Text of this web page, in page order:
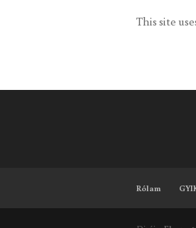
This site
Rólam